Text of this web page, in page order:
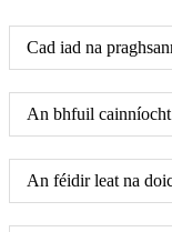
Cad iad na
An bhfuil cainníocht
An féidir leat na